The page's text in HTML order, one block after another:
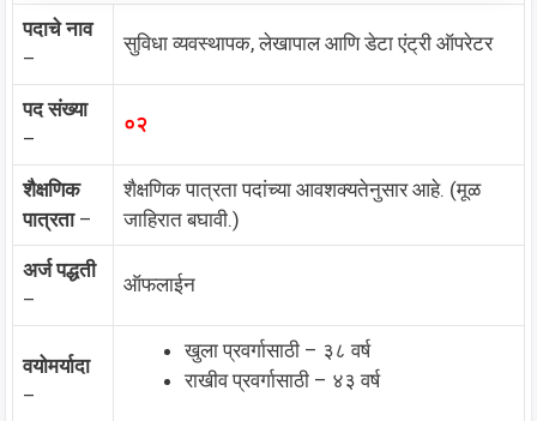
पदाचे नाव
–
सुविधा व्यवस्थापक, लेखापाल आणि डेटा एंट्री ऑपरेटर
पद संख्या
–
०२
शैक्षणिक
पात्रता–
शैक्षणिक पात्रता पदांच्या आवशक्यतेनुसार आहे. (मूळ
जाहिरात बघावी.)
अर्ज पद्धती
–
ऑफलाईन
वयोमर्यादा
–
खुला प्रवर्गासाठी – ३८ वर्ष
राखीव प्रवर्गासाठी – ४३ वर्ष